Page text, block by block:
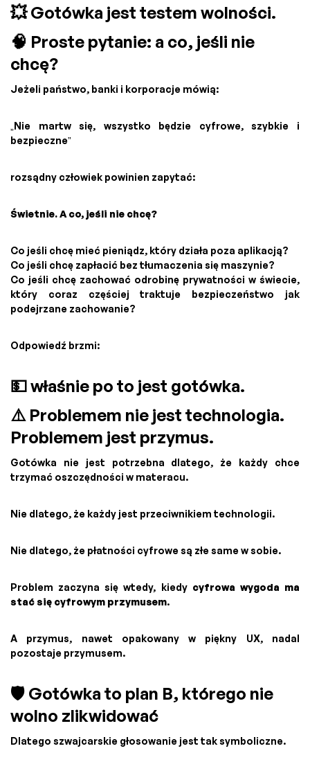
💥 Gotówka jest testem wolności.
🧠 Proste pytanie: a co, jeśli nie
chcę?
Jeżeli państwo, banki i korporacje mówią:
„Nie martw się, wszystko będzie cyfrowe, szybkie i
bezpieczne”
rozsądny człowiek powinien zapytać:
Świetnie. A co, jeśli nie chcę?
Co jeśli chcę mieć pieniądz, który działa poza aplikacją?
Co jeśli chcę zapłacić bez tłumaczenia się maszynie?
Co jeśli chcę zachować odrobinę prywatności w świecie,
który coraz częściej traktuje bezpieczeństwo jak
podejrzane zachowanie?
Odpowiedź brzmi:
💵 właśnie po to jest gotówka.
⚠️ Problemem nie jest technologia.
Problemem jest przymus.
Gotówka nie jest potrzebna dlatego, że każdy chce
trzymać oszczędności w materacu.
Nie dlatego, że każdy jest przeciwnikiem technologii.
Nie dlatego, że płatności cyfrowe są złe same w sobie.
Problem zaczyna się wtedy, kiedy cyfrowa wygoda ma
stać się cyfrowym przymusem.
A przymus, nawet opakowany w piękny UX, nadal
pozostaje przymusem.
🛡️ Gotówka to plan B, którego nie
wolno zlikwidować
Dlatego szwajcarskie głosowanie jest tak symboliczne.